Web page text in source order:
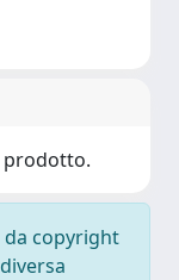
prodotto.
da copyright